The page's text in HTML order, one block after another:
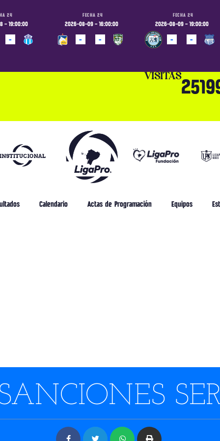
24
- 19:00:00
-
FECHA 24
2026-08-09 - 16:00:00
- -
FECHA 24
2026-08-09 - 19:00:00
- -
VISITAS
Calendario Actas de Programación Equipos